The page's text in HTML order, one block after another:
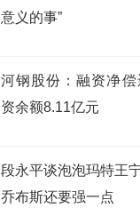
意义的事”
河钢股份：融资净
资余额8.11亿元
段永平谈泡泡玛特王
乔布斯还要强一点